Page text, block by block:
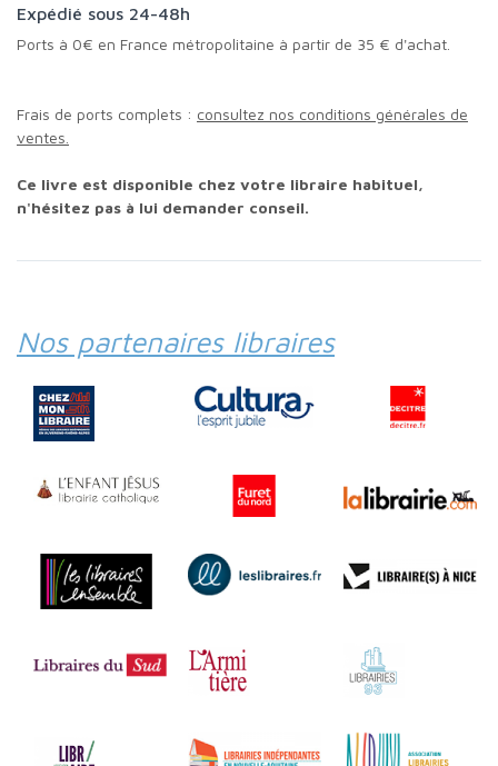
Expédié sous 24-48h
Ports à 0€ en France métropolitaine à partir de 35 € d'achat.
Frais de ports complets : consultez nos conditions générales de
ventes.
Ce livre est disponible chez votre libraire habituel,
n'hésitez pas à lui demander conseil.
Nos partenaires libraires